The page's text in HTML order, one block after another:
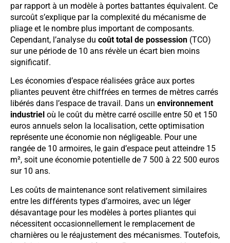
par rapport à un modèle à portes battantes équivalent. Ce
surcoût s’explique par la complexité du mécanisme de
pliage et le nombre plus important de composants.
Cependant, l’analyse du coût total de possession (TCO)
sur une période de 10 ans révèle un écart bien moins
significatif.
Les économies d’espace réalisées grâce aux portes
pliantes peuvent être chiffrées en termes de mètres carrés
libérés dans l’espace de travail. Dans un environnement
industriel où le coût du mètre carré oscille entre 50 et 150
euros annuels selon la localisation, cette optimisation
représente une économie non négligeable. Pour une
rangée de 10 armoires, le gain d’espace peut atteindre 15
m², soit une économie potentielle de 7 500 à 22 500 euros
sur 10 ans.
Les coûts de maintenance sont relativement similaires
entre les différents types d’armoires, avec un léger
désavantage pour les modèles à portes pliantes qui
nécessitent occasionnellement le remplacement de
charnières ou le réajustement des mécanismes. Toutefois,